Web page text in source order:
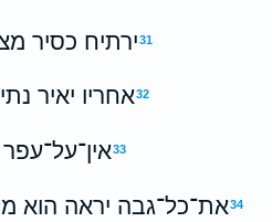
31ירתיח כסיר
32אחריו יאיר
33
34את־כל־גבה יראה הוא